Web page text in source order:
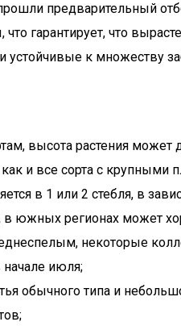
предварительный
гарантирует, что
устойчивые к множеству
высота растения может
и все сорта с
в 1 или 2 стебля, в
в южных регионах может
некоторые
июля;
обычного типа и